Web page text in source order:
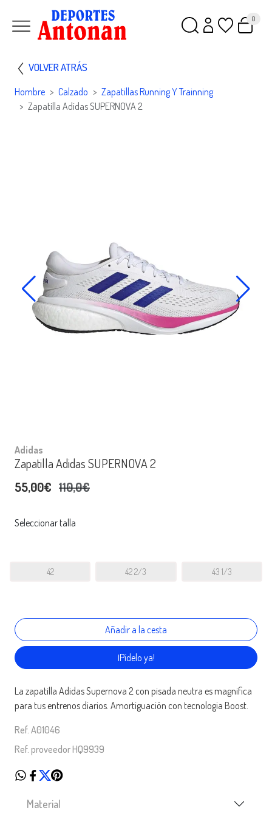
0
VOLVER ATRÁS
Hombre Calzado
Zapatillas Running Y Trainning
Zapatilla Adidas SUPERNOVA 2
Adidas
Zapatilla Adidas SUPERNOVA 2
55,00€ 110,0€
Seleccionar talla
42 42 2/3 43 1/3
¡Pídelo ya!
La zapatilla Adidas Supernova 2 con pisada neutra es magnifica
para tus entrenos diarios. Amortiguación con tecnologia Boost.
Ref. A01046
Ref. proveedor HQ9939
Material